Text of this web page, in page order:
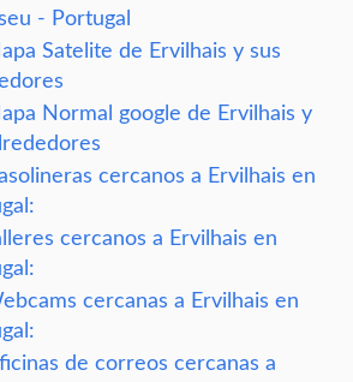
- Portugal
Satelite de Ervilhais y sus
Normal google de Ervilhais y
cercanos a Ervilhais en
cercanos a Ervilhais en
cercanas a Ervilhais en
de correos cercanas a